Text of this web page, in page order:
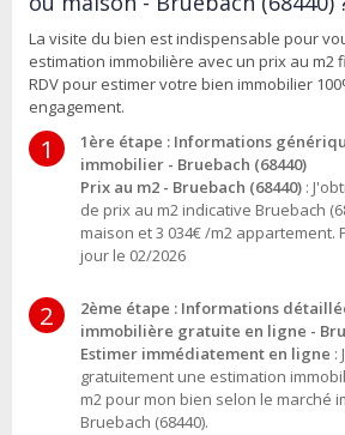
La visite du bien est indispensable pour
estimation immobilière avec un prix au m2
RDV pour estimer votre bien immobilier
engagement.
1
1ère étape : Informations
immobilier - Bruebach (68440)
Prix au m2 - Bruebach (68440) :
de prix au m2 indicative Bruebach
maison et 3 034€ /m2 appartement.
jour le 02/2026
2
2ème étape : Informations
immobilière gratuite en ligne -
Estimer immédiatement en ligne :
gratuitement une estimation
m2 pour mon bien selon le marché
Bruebach (68440).